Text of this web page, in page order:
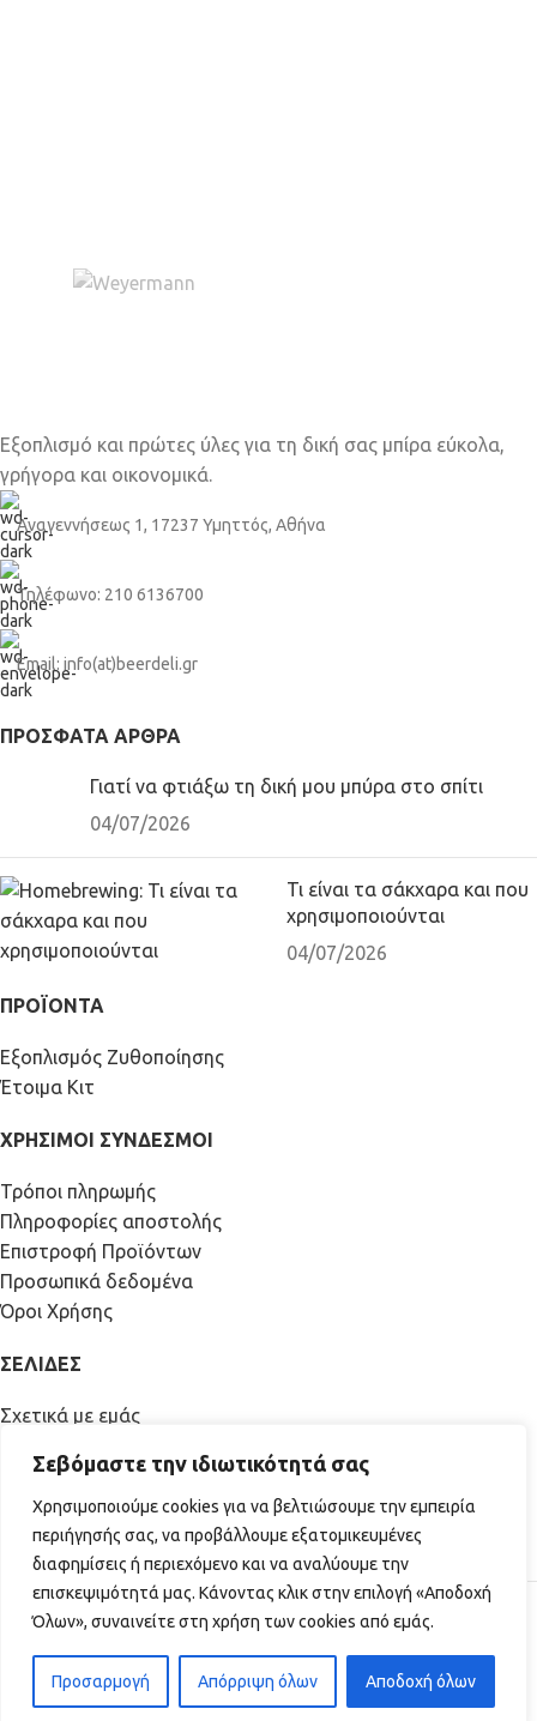
Σεβόμαστε την ιδιωτικότητά σας
Χρησιμοποιούμε cookies για να βελτιώσουμε την εμπειρία
περιήγησής σας, να προβάλλουμε εξατομικευμένες
διαφημίσεις ή περιεχόμενο και να αναλύουμε την
επισκεψιμότητά μας. Κάνοντας κλικ στην επιλογή «Αποδοχή
Όλων», συναινείτε στη χρήση των cookies από εμάς.
Προσαρμογή Απόρριψη όλων Αποδοχή όλων
Εξοπλισμό και πρώτες ύλες για τη δική σας μπίρα εύκολα,
γρήγορα και οικονομικά.
Αναγεννήσεως 1, 17237 Υμηττός, Αθήνα
Τηλέφωνο: 210 6136700
Email: info(at)beerdeli.gr
ΠΡΌΣΦΑΤΑ ΆΡΘΡΑ
Γιατί να φτιάξω τη δική μου μπύρα στο σπίτι
04/07/2026
Τι είναι τα σάκχαρα και που
χρησιμοποιούνται
04/07/2026
ΠΡΟΪΟΝΤΑ
Εξοπλισμός Ζυθοποίησης
Έτοιμα Κιτ
ΧΡΗΣΙΜΟΙ ΣΥΝΔΕΣΜΟΙ
Τρόποι πληρωμής
Πληροφορίες αποστολής
Επιστροφή Προϊόντων
Προσωπικά δεδομένα
Όροι Χρήσης
ΣΕΛΙΔΕΣ
Σχετικά με εμάς
Blog
Επικοινωνία
Β2Β
Forum
© 2026 All Rights Reserved | BeerDeli